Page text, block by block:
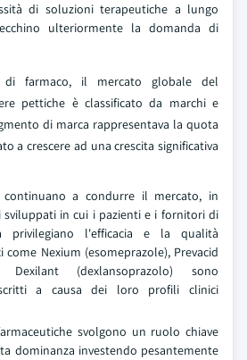
di soluzioni terapeutiche a lungo
ulteriormente la domanda di
farmaco, il mercato globale del
pettiche è classificato da marchi e
di marca rappresentava la quota
a crescere ad una crescita significativa
a condurre il mercato, in
sviluppati in cui i pazienti e i fornitori di
privilegiano l'efficacia e la qualità
come Nexium (esomeprazole), Prevacid
Dexilant (dexlansoprazolo) sono
a causa dei loro profili clinici
svolgono un ruolo chiave
dominanza investendo pesantemente